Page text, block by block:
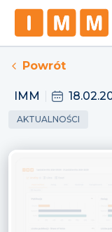
Powrót
IMM
AKTUALNOŚCI